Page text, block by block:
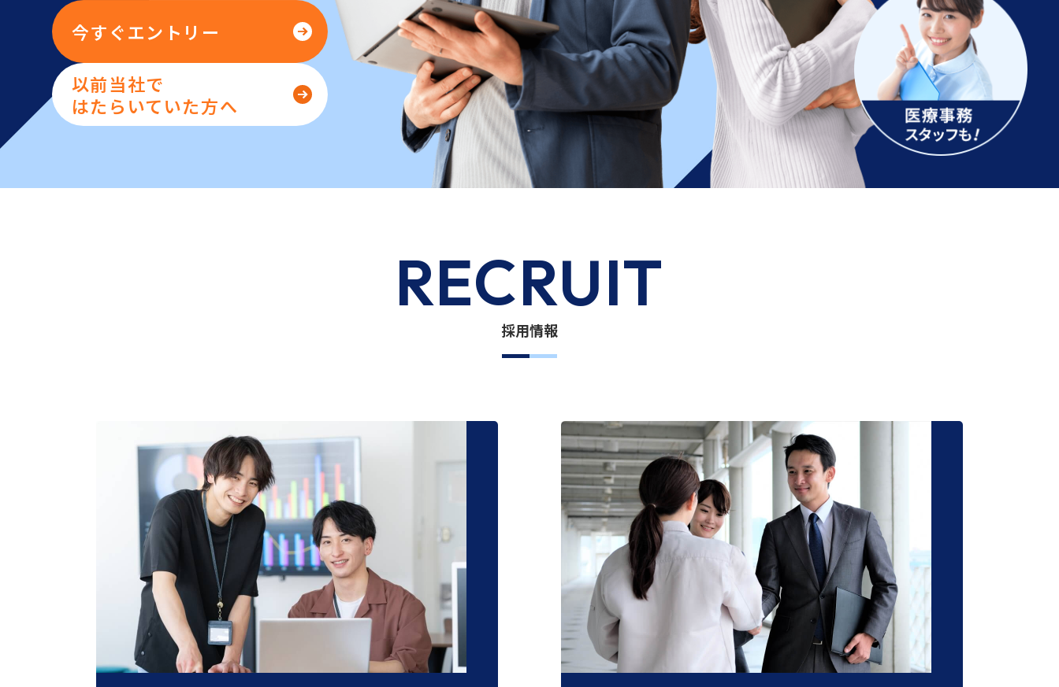
今すぐエントリー
以前当社で
はたらいていた方へ
RECRUIT
採用情報